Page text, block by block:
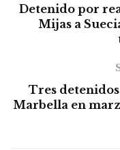
Detenido por
Mijas a
Tres
Marbella en